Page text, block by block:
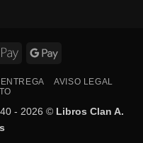
Apple
Google
AVISO LEGAL
- 2026 © Libros Clan A.